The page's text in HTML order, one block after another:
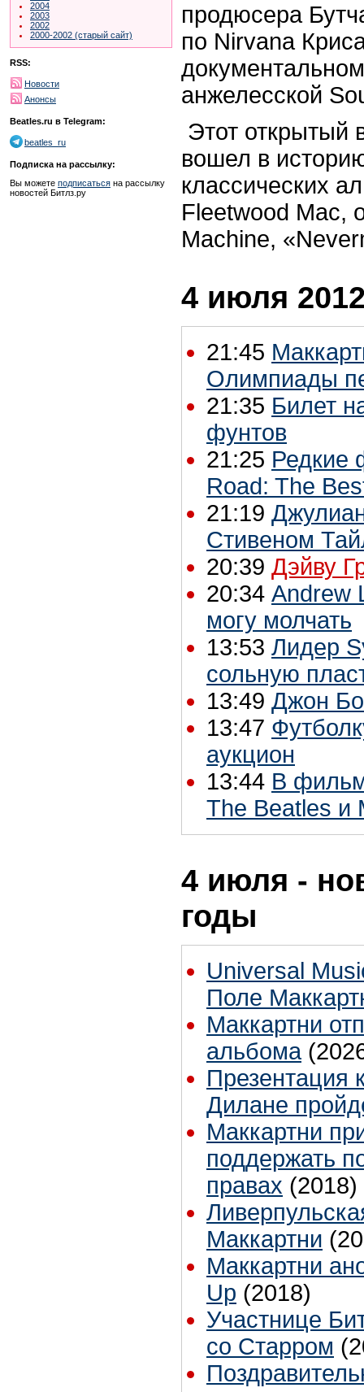
2004
2003
2002
2000-2002 (старый сайт)
RSS:
Новости
Анонсы
Beatles.ru в Telegram:
beatles_ru
Подписка на рассылку:
Вы можете подписаться на рассылку
новостей Битлз.ру
продюсера
по Nirvana
анжелесской
Этот открытый
вошел в
классических
Fleetwood Mac,
Machine,
4 июля
21:45
Олимпиады
21:35 Билет
фунтов
21:25 Редкие
Road: The
21:19
Стивеном
20:39 Дэйву
20:34 Andrew
могу молчать
13:53 Лидер
сольную
13:49 Джон
13:47
аукцион
13:44 В
The Beatles и
4 июля -
годы
Universal
Поле
Маккартни
альбома
Презентация
Дилане
Маккартни
поддержать
правах (2018)
Маккартни
Маккартни
Up (2018)
Участнице
со Старром